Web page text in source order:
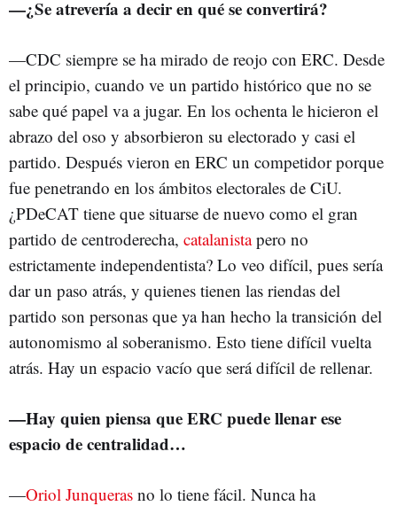
—¿Se atrevería a decir en qué se convertirá?
—CDC siempre se ha mirado de reojo con ERC. Desde
el principio, cuando ve un partido histórico que no se
sabe qué papel va a jugar. En los ochenta le hicieron el
abrazo del oso y absorbieron su electorado y casi el
partido. Después vieron en ERC un competidor porque
fue penetrando en los ámbitos electorales de CiU.
¿PDeCAT tiene que situarse de nuevo como el gran
partido de centroderecha, catalanistapero no
estrictamente independentista? Lo veo difícil, pues sería
dar un paso atrás, y quienes tienen las riendas del
partido son personas que ya han hecho la transición del
autonomismo al soberanismo. Esto tiene difícil vuelta
atrás. Hay un espacio vacío que será difícil de rellenar.
—Hay quien piensa que ERC puede llenar ese
espacio de centralidad…
—Oriol Junqueras no lo tiene fácil. Nunca ha